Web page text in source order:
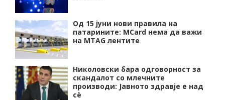
Од 15 јуни нови правила на
патарините: MCard нема да важи
на MTAG лентите
Николовски бара одговорност за
скандалот со млечните
производи: Јавното здравје е над
сѐ